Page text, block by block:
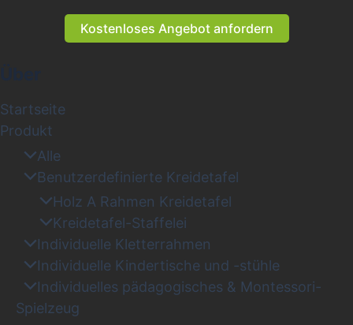
Kostenloses Angebot anfordern
Startseite
Produkt
Alle
Benutzerdefinierte Kreidetafel
Holz A Rahmen Kreidetafel
Kreidetafel-Staffelei
Individuelle Kletterrahmen
Individuelle Kindertische und -stühle
Individuelles pädagogisches & Montessori-
Spielzeug